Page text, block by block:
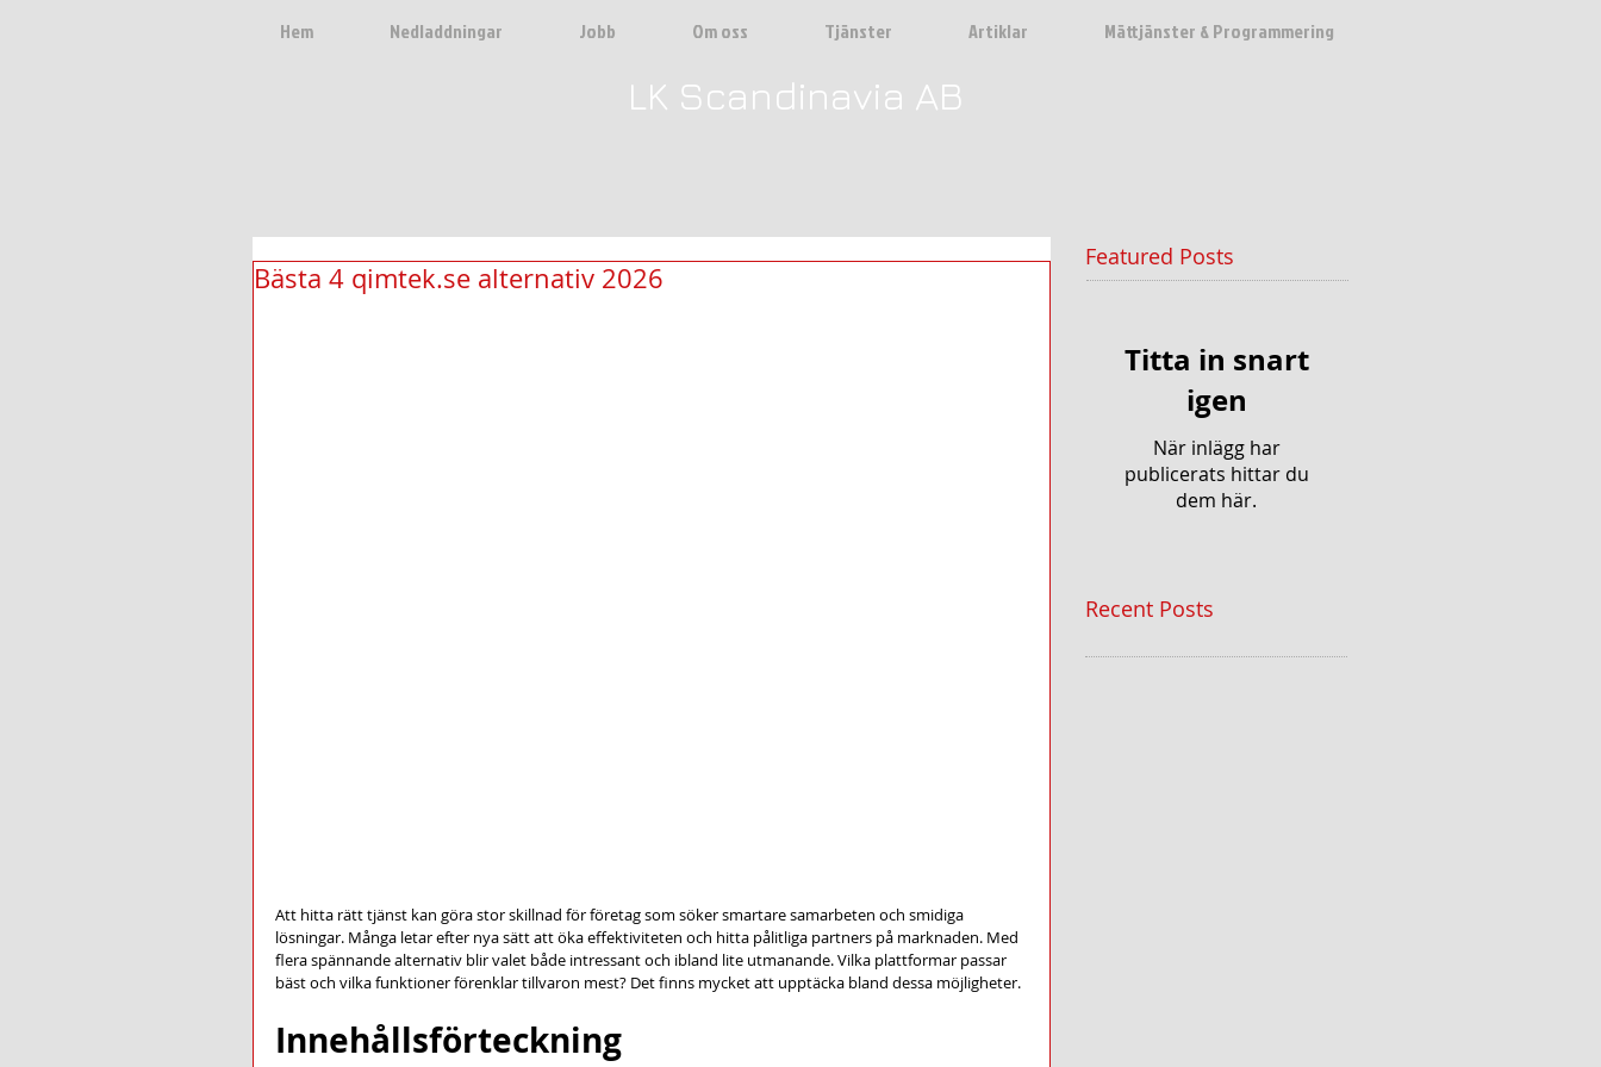
Hem Nedladdningar Jobb Om oss Tjänster Artiklar Mättjänster & Programmering
LK Scandinavia AB
Bästa 4 qimtek.se alternativ 2026
Att hitta rätt tjänst kan göra stor skillnad för företag som söker smartare samarbeten och smidiga
lösningar. Många letar efter nya sätt att öka effektiviteten och hitta pålitliga partners på marknaden. Med
flera spännande alternativ blir valet både intressant och ibland lite utmanande. Vilka plattformar passar
bäst och vilka funktioner förenklar tillvaron mest? Det finns mycket att upptäcka bland dessa möjligheter.
Innehållsförteckning
Featured Posts
Titta in snart
igen
När inlägg har
publicerats hittar du
dem här.
Recent Posts